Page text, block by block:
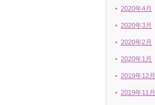
2020年4月
2020年3月
2020年2月
2020年1月
2019年12月
2019年11月